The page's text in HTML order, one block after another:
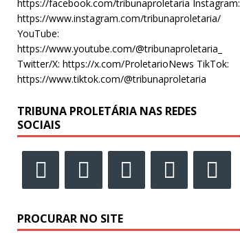
https://facebook.com/tribunaproletaria Instagram:
https://www.instagram.com/tribunaproletaria/
YouTube:
https://www.youtube.com/@tribunaproletaria_
Twitter/X: https://x.com/ProletarioNews TikTok:
https://www.tiktok.com/@tribunaproletaria
TRIBUNA PROLETÁRIA NAS REDES
SOCIAIS
PROCURAR NO SITE